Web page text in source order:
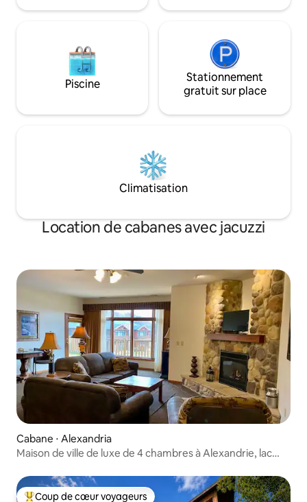
confortablement dans cette retraite
est belle sur le
Piscine
Stationnement
gratuit sur place
Climatisation
Location de cabanes avec jacuzzi
Cabane ⋅ Alexandria
Maison de ville de luxe de 4 chambres à Alexandrie, lac
Coup de cœur voyageurs